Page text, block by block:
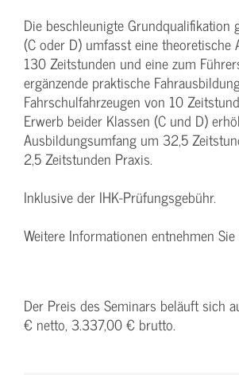
Die beschleunigte Grundqualifikation
(C oder D) umfasst eine theoretische
130 Zeitstunden und eine zum
ergänzende praktische
Fahrschulfahrzeugen von 10
Erwerb beider Klassen (C und D)
Ausbildungsumfang um 32,5
2,5 Zeitstunden Praxis.
Inklusive der IHK-Prüfungsgebühr.
Weitere Informationen entnehmen
Der Preis des Seminars beläuft sich
€ netto, 3.337,00 € brutto.